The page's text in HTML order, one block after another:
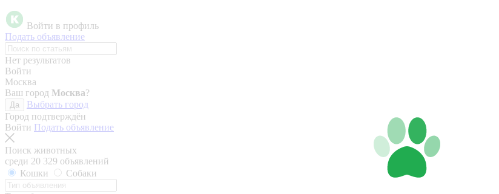
Войти в профиль
Подать объявление
Нет результатов
Войти
Москва
Ваш город Москва?
Да
Выбрать город
Город подтверждён
Войти Подать объявление
Поиск животных
среди 20 329 объявлений
Кошки
Собаки